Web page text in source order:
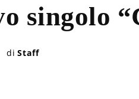
singolo
di Staff